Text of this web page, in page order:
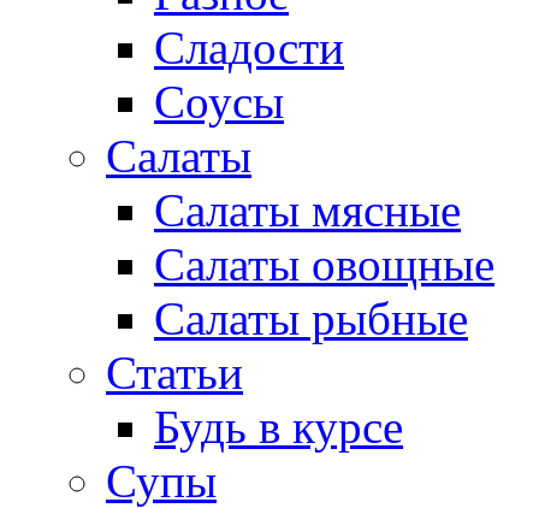
Сладости
Соусы
Салаты
Салаты мясные
Салаты овощные
Салаты рыбные
Статьи
Будь в курсе
Супы